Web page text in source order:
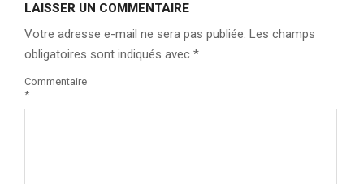
LAISSER UN COMMENTAIRE
Votre adresse e-mail ne sera pas publiée. Les champs
obligatoires sont indiqués avec *
Commentaire
*